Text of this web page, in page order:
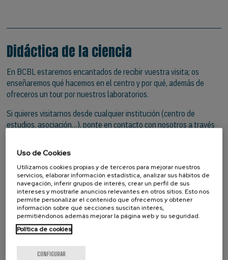
Didáctica de la ciencia
En BCBL estaremos encantados de recibir vuestra visita; os
enseñaremos qué hacemos en el centro y por qué, además de
ofreceros un tour por nuestros laboratorios.
Si quieres visitarnos desde cualquier institución (centro de
estudios, asociación…), ponte en contacto con nosotros a través
SOCIOS
Uso de Cookies
Utilizamos cookies propias y de terceros para mejorar nuestros
servicios, elaborar información estadística, analizar sus hábitos de
navegación, inferir grupos de interés, crear un perfil de sus
intereses y mostrarle anuncios relevantes en otros sitios. Esto nos
permite personalizar el contenido que ofrecemos y obtener
información sobre qué secciones suscitan interés,
permitiéndonos además mejorar la página web y su seguridad.
Política de cookies
CONFIGURAR